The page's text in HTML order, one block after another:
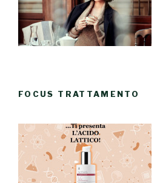
FOCUS TRATTAMENTO